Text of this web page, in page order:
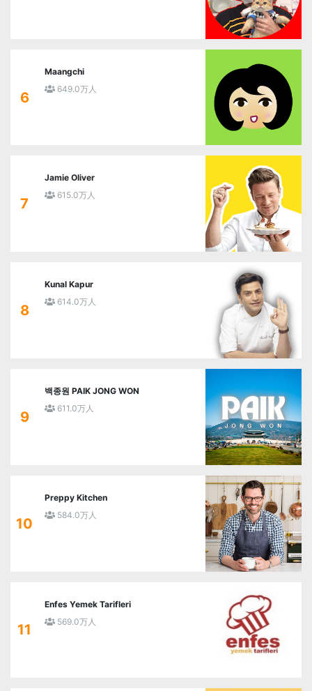
6
Maangchi
649.0万人
7
Jamie Oliver
615.0万人
8
Kunal Kapur
614.0万人
9
백종원 PAIK JONG WON
611.0万人
10
Preppy Kitchen
584.0万人
11
Enfes Yemek Tarifleri
569.0万人